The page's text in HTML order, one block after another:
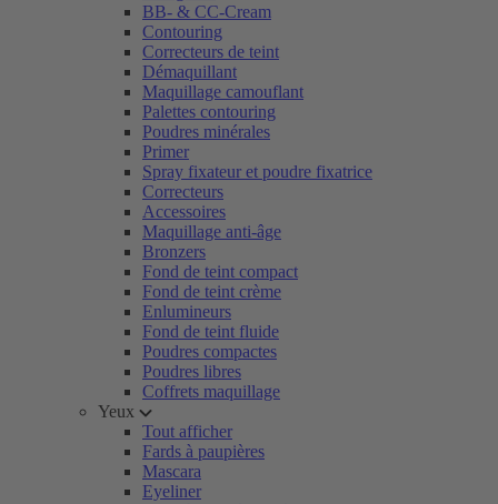
BB- & CC-Cream
Contouring
Correcteurs de teint
Démaquillant
Maquillage camouflant
Palettes contouring
Poudres minérales
Primer
Spray fixateur et poudre fixatrice
Correcteurs
Accessoires
Maquillage anti-âge
Bronzers
Fond de teint compact
Fond de teint crème
Enlumineurs
Fond de teint fluide
Poudres compactes
Poudres libres
Coffrets maquillage
Yeux
Tout afficher
Fards à paupières
Mascara
Eyeliner